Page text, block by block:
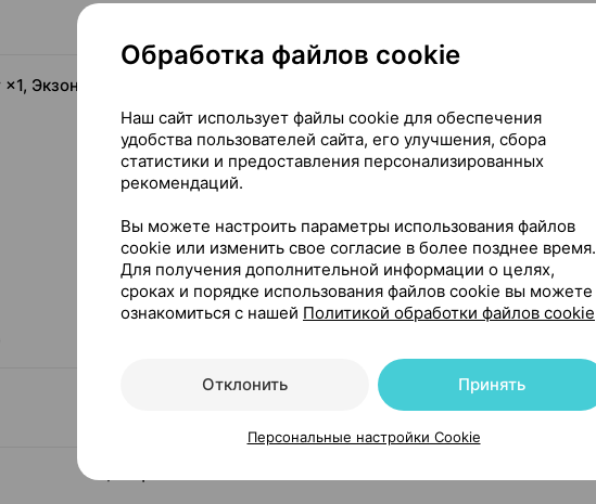
Экзон Беларусь
556
0,95 р. уточняйте обновл. в 13:06
уточняйте обновл. в 13:06
Обработка файлов cookie
Наш сайт использует файлы cookie для обеспечения
удобства пользователей сайта, его улучшения, сбора
статистики и предоставления персонализированных
рекомендаций.
Вы можете настроить параметры использования файлов
cookie или изменить свое согласие в более позднее время.
Для получения дополнительной информации о целях,
сроках и порядке использования файлов cookie вы можете
ознакомиться с нашей Политикой обработки файлов cookie
Отклонить Принять
Персональные настройки Cookie